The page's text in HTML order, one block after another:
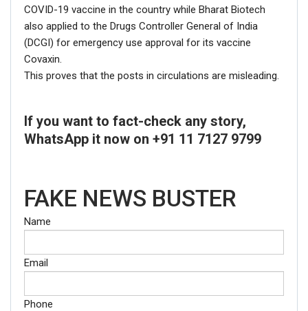
COVID-19 vaccine in the country while Bharat Biotech
also applied to the Drugs Controller General of India
(DCGI) for emergency use approval for its vaccine
Covaxin.
This proves that the posts in circulations are misleading.
If you want to fact-check any story,
WhatsApp it now on +91 11 7127 9799
FAKE NEWS BUSTER
Name
Email
Phone